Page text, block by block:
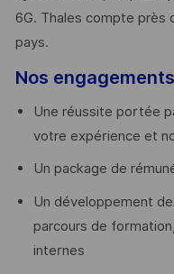
6G. Thales compte près
pays. ​
Nos
Une réussite portée
votre expérience et
Un package de
Un développement
parcours de
internes